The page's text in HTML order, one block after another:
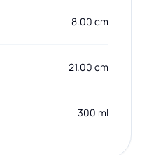
8.00 cm
21.00 cm
300 ml